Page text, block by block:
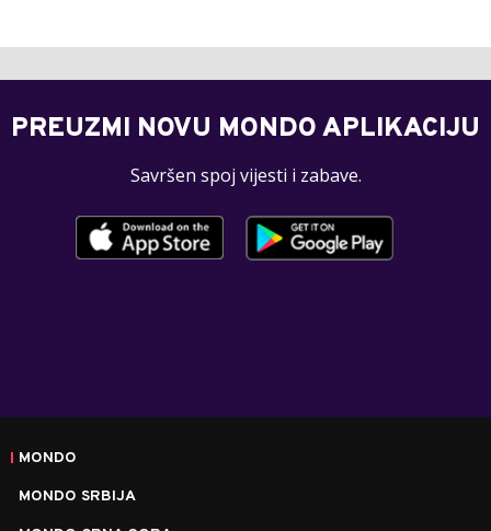
PREUZMI NOVU MONDO APLIKACIJU
Savršen spoj vijesti i zabave.
MONDO
MONDO SRBIJA